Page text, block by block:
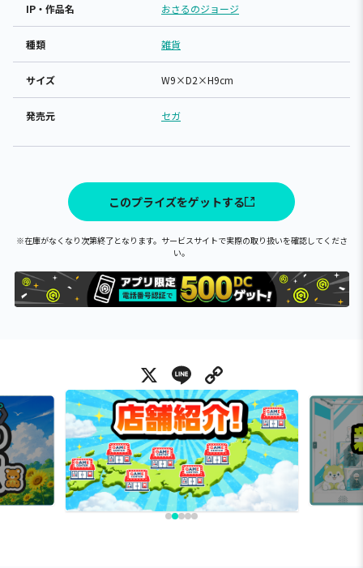
IP・作品名 おさるのジョージ
種類 雑貨
サイズ W9×D2×H9cm
発売元 セガ
このプライズをゲットする
※在庫がなくなり次第終了となります。サービスサイトで実際の取り扱いを確認してくださ
い。
X Line